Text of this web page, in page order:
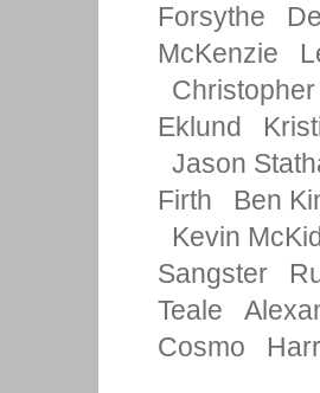
Forsythe
McKenzie
Eklund
Jason
Firth
Ben
Kevin
Sangster
Teale
Cosmo